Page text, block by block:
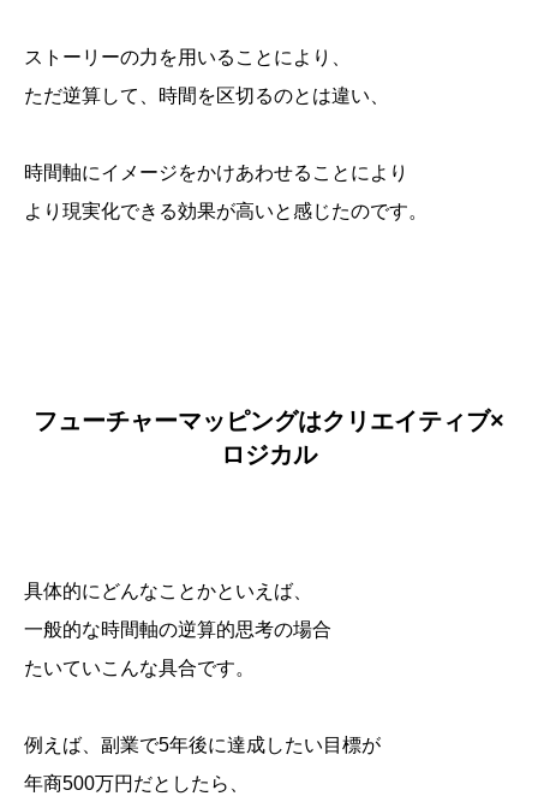
ストーリーの力を用いることにより、
ただ逆算して、時間を区切るのとは違い、
時間軸にイメージをかけあわせることにより
より現実化できる効果が高いと感じたのです。
フューチャーマッピングはクリエイティブ×
ロジカル
具体的にどんなことかといえば、
一般的な時間軸の逆算的思考の場合
たいていこんな具合です。
例えば、副業で5年後に達成したい目標が
年商500万円だとしたら、